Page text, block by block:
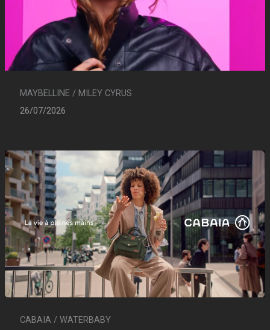
MAYBELLINE / MILEY CYRUS
26/07/2026
CABAIA / WATERBABY